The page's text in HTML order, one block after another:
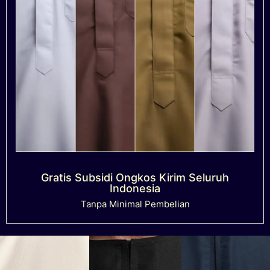
Gratis Subsidi Ongkos Kirim Seluruh
Indonesia
Tanpa Minimal Pembelian